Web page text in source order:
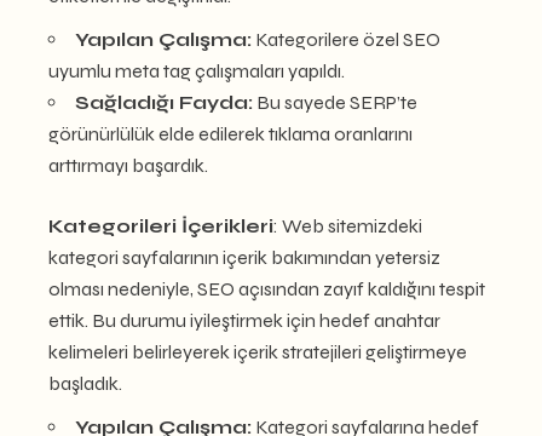
Yapılan Çalışma: Kategorilere özel SEO
uyumlu meta tag çalışmaları yapıldı.
Sağladığı Fayda: Bu sayede SERP’te
görünürlülük elde edilerek tıklama oranlarını
arttırmayı başardık.
Kategorileri İçerikleri: Web sitemizdeki
kategori sayfalarının içerik bakımından yetersiz
olması nedeniyle, SEO açısından zayıf kaldığını tespit
ettik. Bu durumu iyileştirmek için hedef anahtar
kelimeleri belirleyerek içerik stratejileri geliştirmeye
başladık.
Yapılan Çalışma: Kategori sayfalarına hedef